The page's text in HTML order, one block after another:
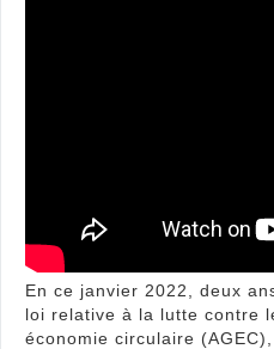
En ce janvier 2022, deux
loi relative à la lutte contre
économie circulaire